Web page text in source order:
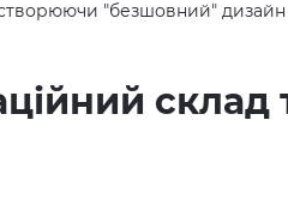
створюючи "безшовний" дизайн
склад